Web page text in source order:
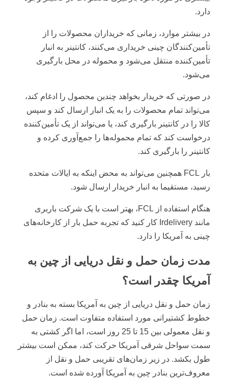
دارد.
در بیشتر موارد، زمانی که خریداران محصولات را از
تأمین‌کنندگان چینی خریداری می‌کنند، کانتینر به انبار
تأمین‌کننده منتقل می‌شود و محموله در محل بارگیری
می‌شود.
در صورتی که خریدار بخواهد چندین محصول را ادغام کند،
می‌تواند تمام محصولات را به یک انبار ارسال کند و سپس
کالا را در کانتینر بارگیری کند، یا می‌تواند از یک تأمین‌کننده
درخواست کند که تمام محموله‌ها را جمع‌آوری کرده و
کانتینر را بارگیری کند.
بار FCL همچنین می‌تواند به محض اینکه به ایالات متحده
رسید، مستقیما به انبار خریدار ارسال شود.
هنگام استفاده از FCL، بهتر است با یک شرکت باربری
مانند Irdelivery کار کنید که تجربه حمل بار از کارخانه‌های
چینی به آمریکا را دارد.
مدت زمان حمل و نقل دریایی از چین به
آمریکا چقدر است؟
زمان حمل و نقل دریایی از چین به آمریکا بسته به بنادر و
خطوط کشتیرانی مورد استفاده متفاوت است. زمان حمل
و نقل معمولی بین 15 تا 25 روز است، اما اگر کشتی به
سمت سواحل شرقی آمریکا حرکت کند، ممکن است بیشتر
طول بکشد. در زیر زمان‌های تقریبی حمل و نقل از
معروف‌ترین بنادر چین به آمریکا آورده شده است.